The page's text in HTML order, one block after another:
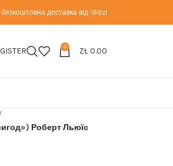
безкоштовна доставка від 199zl
0 ZŁ0.00
Роберт Льюїс